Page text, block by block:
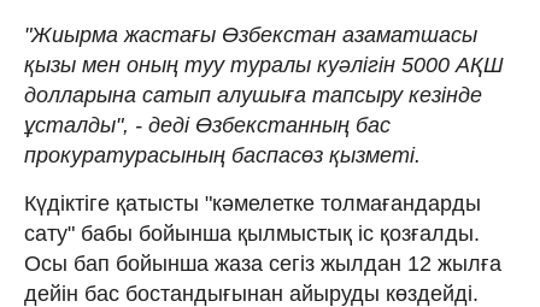
"Жиырма жастағы Өзбекстан азаматшасы
қызы мен оның туу туралы куәлігін 5000 АҚШ
долларына сатып алушыға тапсыру кезінде
ұсталды", - деді Өзбекстанның бас
прокуратурасының баспасөз қызметі.
Күдіктіге қатысты "кәмелетке толмағандарды
сату" бабы бойынша қылмыстық іс қозғалды.
Осы бап бойынша жаза сегіз жылдан 12 жылға
дейін бас бостандығынан айыруды көздейді.